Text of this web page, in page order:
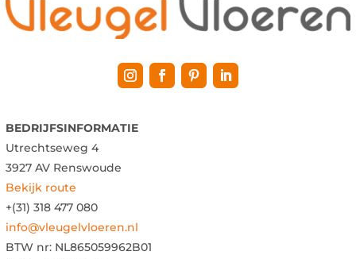
BEDRIJFSINFORMATIE
Utrechtseweg 4
3927 AV Renswoude
Bekijk route
+(31) 318 477 080
info@vleugelvloeren.nl
BTW nr: NL865059962B01